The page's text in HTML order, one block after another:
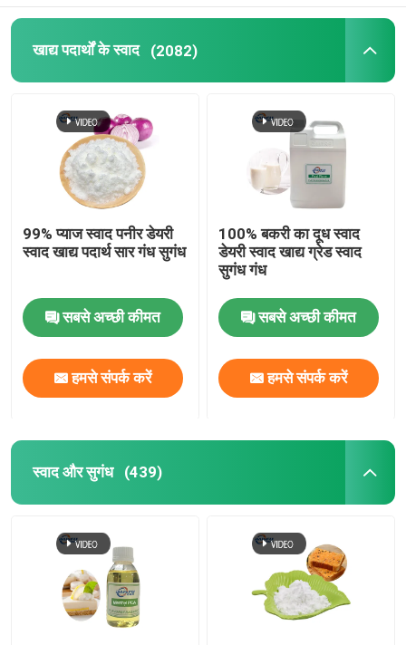
प्राकृतिक रंगद्रव्य
स्वास्थ्य देखभाल उत्पाद
खाद्य पदार्थों के स्वाद (2082)
99% प्याज स्वाद पनीर डेयरी
स्वाद खाद्य पदार्थ सार गंध सुगंध
सबसे अच्छी कीमत
हमसे संपर्क करें
100% बकरी का दूध स्वाद
डेयरी स्वाद खाद्य ग्रेड स्वाद
सुगंध गंध
सबसे अच्छी कीमत
हमसे संपर्क करें
स्वाद और सुगंध (439)